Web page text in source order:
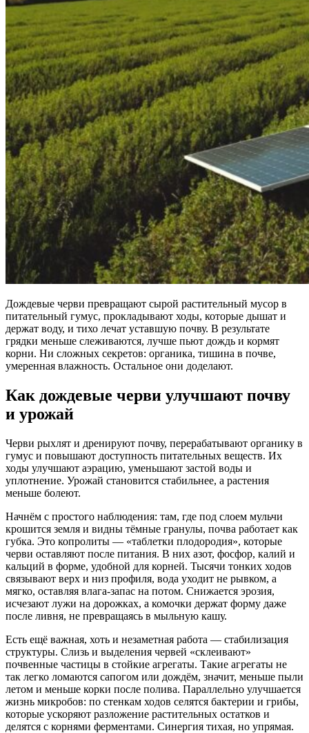
Дождевые черви превращают сырой растительный мусор в
питательный гумус, прокладывают ходы, которые дышат и
держат воду, и тихо лечат уставшую почву. В результате
грядки меньше слеживаются, лучше пьют дождь и кормят
корни. Ни сложных секретов: органика, тишина в почве,
умеренная влажность. Остальное они доделают.
Как дождевые черви улучшают почву
и урожай
Черви рыхлят и дренируют почву, перерабатывают органику в
гумус и повышают доступность питательных веществ. Их
ходы улучшают аэрацию, уменьшают застой воды и
уплотнение. Урожай становится стабильнее, а растения
меньше болеют.
Начнём с простого наблюдения: там, где под слоем мульчи
крошится земля и видны тёмные гранулы, почва работает как
губка. Это копролиты — «таблетки плодородия», которые
черви оставляют после питания. В них азот, фосфор, калий и
кальций в форме, удобной для корней. Тысячи тонких ходов
связывают верх и низ профиля, вода уходит не рывком, а
мягко, оставляя влага‑запас на потом. Снижается эрозия,
исчезают лужи на дорожках, а комочки держат форму даже
после ливня, не превращаясь в мыльную кашу.
Есть ещё важная, хоть и незаметная работа — стабилизация
структуры. Слизь и выделения червей «склеивают»
почвенные частицы в стойкие агрегаты. Такие агрегаты не
так легко ломаются сапогом или дождём, значит, меньше пыли
летом и меньше корки после полива. Параллельно улучшается
жизнь микробов: по стенкам ходов селятся бактерии и грибы,
которые ускоряют разложение растительных остатков и
делятся с корнями ферментами. Синергия тихая, но упрямая.